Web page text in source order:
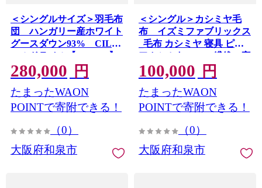
＜シングルサイズ＞羽毛布
団 ハンガリー産ホワイト
グースダウン93% CILゴ
ールドラベル【1501664】
280,000 円
たまったWAON
POINTで寄附できる！
（0）
大阪府和泉市
＜シングル＞カシミヤ毛
布 イズミファブリックス
_毛布 カシミヤ 寝具 ピュ
アカシミヤ 100% 繊維の宝
石 シングル セミダブル ダ
ブル クイーン キング 送料
無料 贈答 ギフト
【1504485】
100,000 円
たまったWAON
POINTで寄附できる！
（0）
大阪府和泉市